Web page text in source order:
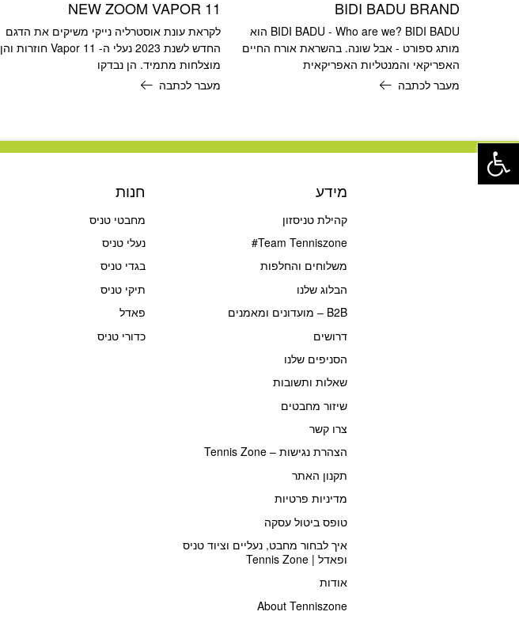
BIDI BADU BRAND
BIDI BADU - Who are we? BIDI BADU הוא
מותג ספורט - אבל שונה. בהשראת אורח החיים
האפריקאי והמנטליות האפריקאית
מעבר לכתבה
NEW ZOOM VAPOR 11
לקראת עונת אוסטרליה נייקי משיקים את הדגם
החדש לשנת 2023 נעלי ה- Vapor 11 חוזרות והן
מוצלחות מתמיד. הן נבדקו
מעבר לכתבה
מידע
קהילת טניסזון
Team Tenniszone#
משלוחים והחלפות
הבלוג שלנו
B2B – מועדונים ומאמנים
דרושים
הסניפים שלנו
שאלות ותשובות
שיזור מחבטים
צרו קשר
הצהרת נגישות – Tennis Zone
תקנון האתר
מדיניות פרטיות
טופס ביטול עסקה
איך לבחור מחבט, נעליים וציוד טניס
ופאדל | Tennis Zone
אודות
About Tenniszone
חנות
מחבטי טניס
נעלי טניס
בגדי טניס
תיקי טניס
פאדל
כדורי טניס
פתח סרגל נגישות